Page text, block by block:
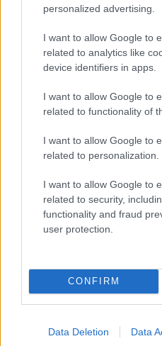
personalized advertising.
I want to allow Google to
related to analytics like
device identifiers in apps.
I want to allow Google to
related to functionality of
I want to allow Google to
related to personalization.
I want to allow Google to
related to security,
functionality and fraud
user protection.
CONFIRM
Data Deletion Data
Alpha Bank: Για πρώτη φορά
ESG Report 2025: Πώς η ΑΒ
βιωσιμότητα σε καθημερινή